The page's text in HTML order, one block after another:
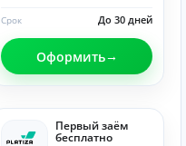
До 30 дней
Срок
Оформить
Первый заём
бесплатно